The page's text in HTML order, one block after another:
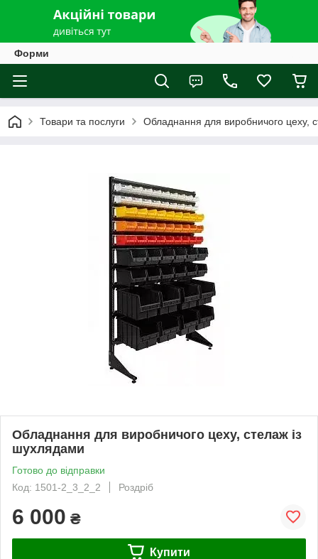
Форми
Товари та послуги Обладнання для виробничого цеху,
Обладнання для виробничого цеху, стелаж із
шухлядами
Готово до відправки
Код: 1501-2_3_2_2
Роздріб
6 000 ₴
Купити